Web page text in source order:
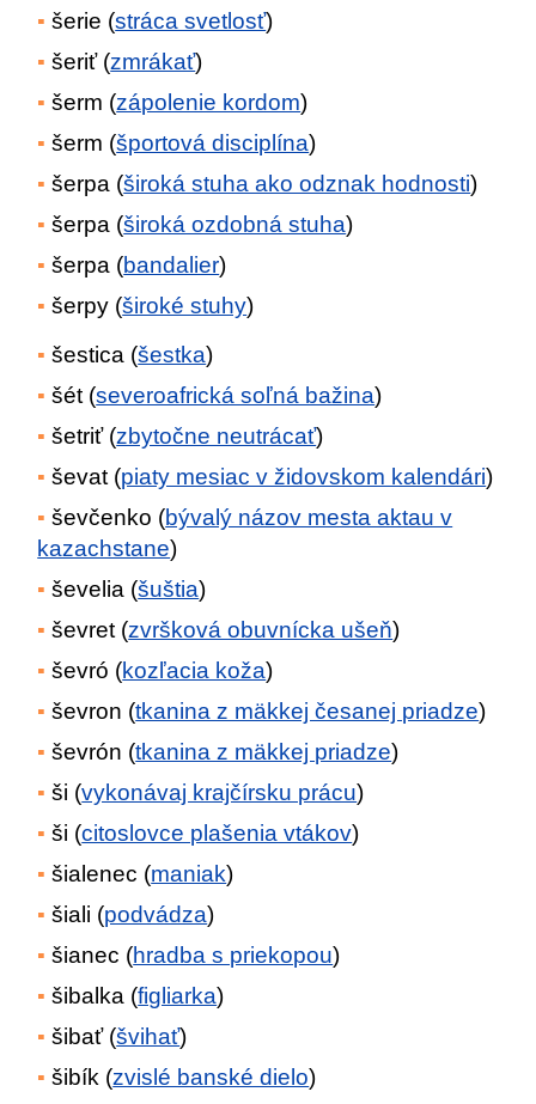
šerie (stráca svetlosť)
šeriť (zmrákať)
šerm (zápolenie kordom)
šerm (športová disciplína)
šerpa (široká stuha ako odznak hodnosti)
šerpa (široká ozdobná stuha)
šerpa (bandalier)
šerpy (široké stuhy)
šestica (šestka)
šét (severoafrická soľná bažina)
šetriť (zbytočne neutrácať)
ševat (piaty mesiac v židovskom kalendári)
ševčenko (bývalý názov mesta aktau v
kazachstane)
ševelia (šuštia)
ševret (zvršková obuvnícka ušeň)
ševró (kozľacia koža)
ševron (tkanina z mäkkej česanej priadze)
ševrón (tkanina z mäkkej priadze)
ši (vykonávaj krajčírsku prácu)
ši (citoslovce plašenia vtákov)
šialenec (maniak)
šiali (podvádza)
šianec (hradba s priekopou)
šibalka (figliarka)
šibať (švihať)
šibík (zvislé banské dielo)